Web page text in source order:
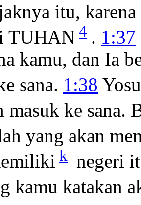
itu, karena
TUHAN 4 . 1:37
kamu, dan Ia
sana. 1:38
masuk ke sana.
yang akan
k negeri
kamu katakan